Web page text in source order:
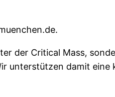
der Critical Mass,
unterstützen damit